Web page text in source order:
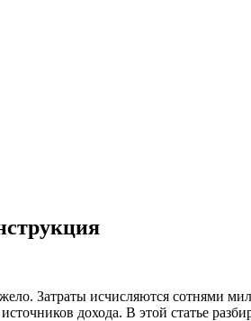
Затраты исчисляются сотнями
дохода. В этой статье